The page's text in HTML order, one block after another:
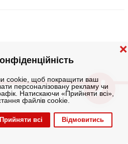
cookie, щоб покращити ваш
персоналізовану рекламу чи
Натискаючи «Прийняти всі»,
файлів cookie.
Прийняти всі Відмовитись
❌